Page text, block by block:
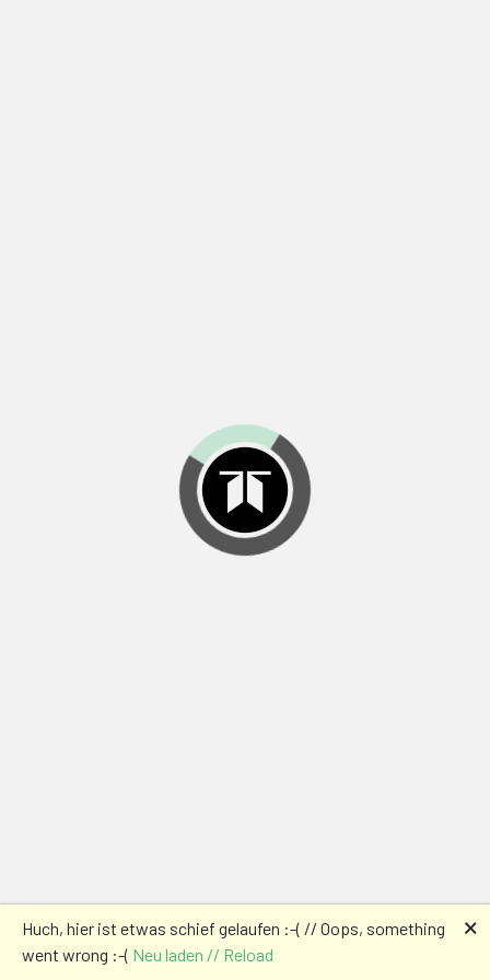
Huch, hier ist etwas schief gelaufen :-( // Oops, something
went wrong :-( Neu laden // Reload
🗙